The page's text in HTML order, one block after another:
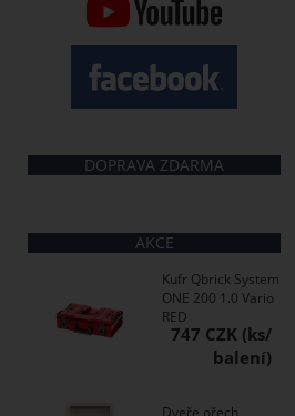
DOPRAVA ZDARMA
AKCE
Kufr Qbrick System
ONE 200 1.0 Vario
RED
747 CZK
Dveře ořech